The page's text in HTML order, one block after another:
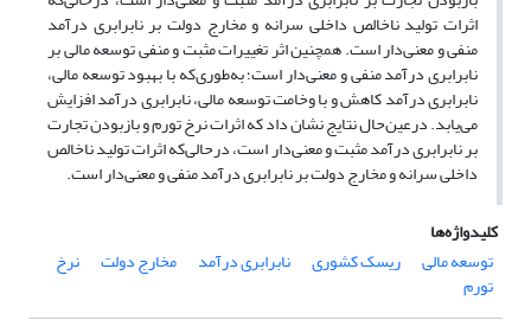
اثرات تولید ناخالص داخلی سرانه و مخارج دولت بر نابرابری درآمد
منفی و معنی‌دار است. همچنین اثر تغییرات مثبت و منفی توسعه مالی بر
نابرابری درآمد منفی و معنی‌دار است؛ به‌طوری‌که با بهبود توسعه مالی،
نابرابری درآمد کاهش و با وخامت توسعه مالی، نابرابری درآمد افزایش
می‌یابد. درعین‌حال نتایج نشان داد که اثرات نرخ تورم و بازبودن تجارت
بر نابرابری درآمد مثبت و معنی‌دار است، درحالی‌که اثرات تولید ناخالص
داخلی سرانه و مخارج دولت بر نابرابری درآمد منفی و معنی‌دار است.
کلیدواژه‌ها
توسعه مالی
ریسک کشوری نابرابری درآمد مخارج دولت نرخ
تورم